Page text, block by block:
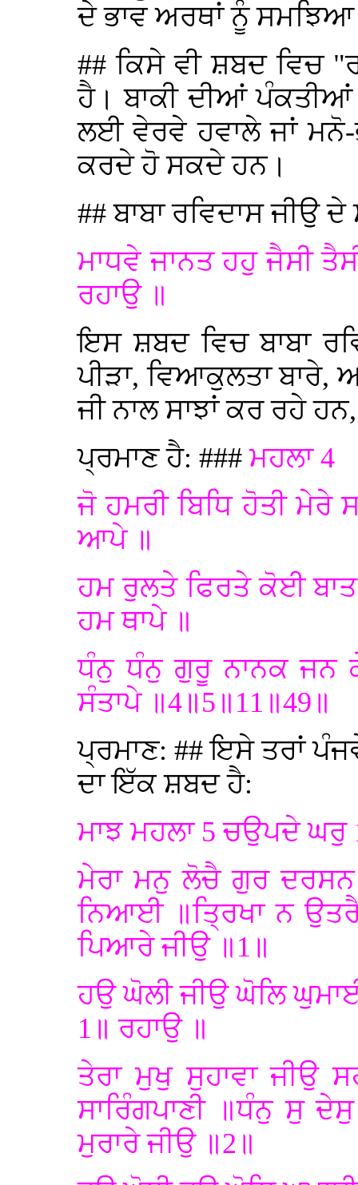
ਦੇ ਭਾਵ ਅਰਥਾਂ ਨੂੰ ਸਮਝਿਆ
## ਕਿਸੇ ਵੀ ਸ਼ਬਦ ਵਿਚ
ਹੈ। ਬਾਕੀ ਦੀਆਂ ਪੰਕਤੀਆਂ
ਲਈ ਵੇਰਵੇ ਹਵਾਲੇ ਜਾਂ ਮਨੋ-
ਕਰਦੇ ਹੋ ਸਕਦੇ ਹਨ।
## ਬਾਬਾ ਰਵਿਦਾਸ ਜੀਉ
ਮਾਧਵੇ ਜਾਨਤ ਹਹੁ ਜੈਸੀ
ਰਹਾਉ ॥
ਇਸ ਸ਼ਬਦ ਵਿਚ ਬਾਬਾ
ਪੀੜਾ, ਵਿਆਕੁਲਤਾ ਬਾਰੇ,
ਜੀ ਨਾਲ ਸਾਝਾਂ ਕਰ ਰਹੇ
ਪ੍ਰਮਾਣ ਹੈ: ###ਮਹਲਾ 4
ਜੋ ਹਮਰੀ ਬਿਧਿ ਹੋਤੀ ਮੇਰੇ
ਆਪੇ ॥
ਹਮ ਰੁਲਤੇ ਫਿਰਤੇ ਕੋਈ
ਹਮ ਥਾਪੇ ॥
ਧੰਨੁ ਧੰਨੁ ਗੁਰੂ ਨਾਨਕ ਜਨ
ਸੰਤਾਪੇ ॥4॥5॥11॥49॥
ਪ੍ਰਮਾਣ: ## ਇਸੇ ਤਰਾਂ
ਦਾ ਇੱਕ ਸ਼ਬਦ ਹੈ:
ਮਾਝ ਮਹਲਾ 5 ਚਉਪਦੇ ਘਰੁ
ਮੇਰਾ ਮਨੁ ਲੋਚੈ ਗੁਰ ਦਰਸਨ
ਨਿਆਈ ॥ਤ੍ਰਿਖਾ ਨ
ਪਿਆਰੇ ਜੀਉ ॥1॥
ਹਉ ਘੋਲੀ ਜੀਉ ਘੋਲਿ
1॥ ਰਹਾਉ ॥
ਤੇਰਾ ਮੁਖੁ ਸੁਹਾਵਾ ਜੀਉ
ਸਾਰਿੰਗਪਾਣੀ ॥ਧੰਨੁ ਸੁ
ਮੁਰਾਰੇ ਜੀਉ ॥2॥